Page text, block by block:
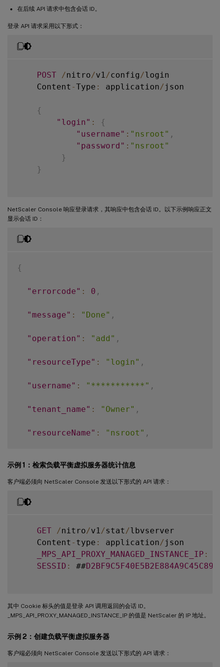
在后续 API 请求中包含会话 ID。
登录 API 请求采用以下形式：
POST /nitro/v1/config/login
    Content
-Type : application/ json
{
"login" :
{
"username" : "nsroot" ,
"password" : "nsroot"
}
}
NetScaler Console 响应登录请求，其响应中包含会话 ID。以下示例响应正文
显示会话 ID：
{
"errorcode" : 0 ,
"message" : "Done" ,
"operation" : "add" ,
"resourceType" : "login" ,
"username" : "***********" ,
"tenant_name" : "Owner" ,
"resourceName" : "nsroot" ,
{
"permission" : "superuser" ,
"session_timeout" : "36000" ,
,
示例 1：检索负载平衡虚拟服务器统计信息
客户端必须向 NetScaler Console 发送以下形式的 API 请求：
GET /nitro/v1/stat/lbvserver
    Content
- type : application/ json
_MPS_API_PROXY_MANAGED_INSTANCE_IP :
SESSID : ##
其中 Cookie 标头的值是登录 API 调用返回的会话 ID。
_MPS_API_PROXY_MANAGED_INSTANCE_IP 的值是 NetScaler 的 IP 地址。
示例 2：创建负载平衡虚拟服务器
客户端必须向 NetScaler Console 发送以下形式的 API 请求：